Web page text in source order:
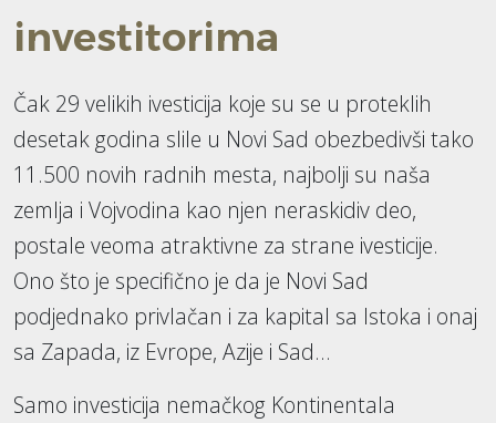
investitorima
Čak 29 velikih ivesticija koje su se u proteklih
desetak godina slile u Novi Sad obezbedivši tako
11.500 novih radnih mesta, najbolji su naša
zemlja i Vojvodina kao njen neraskidiv deo,
postale veoma atraktivne za strane ivesticije.
Ono što je specifično je da je Novi Sad
podjednako privlačan i za kapital sa Istoka i onaj
sa Zapada, iz Evrope, Azije i Sad…
Samo investicija nemačkog Kontinentala